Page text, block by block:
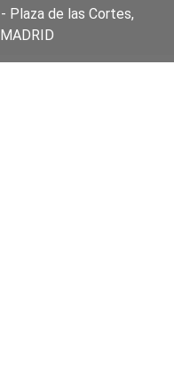
- Plaza de las Cortes,